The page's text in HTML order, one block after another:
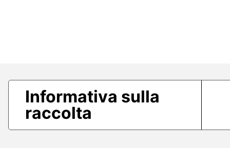
Informativa sulla
raccolta